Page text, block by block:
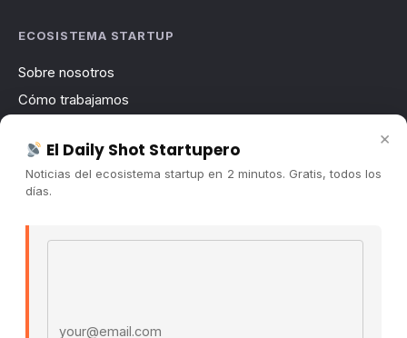
ECOSISTEMA STARTUP
Sobre nosotros
Cómo trabajamos
Contacto
Publicidad
×
El Daily Shot Startupero
Noticias del ecosistema startup en 2 minutos. Gratis, todos los
días.